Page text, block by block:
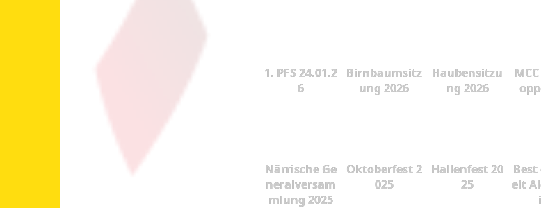
1. PFS 24.01.2
6
Birnbaumsitz
ung 2026
Haubensitzu
ng 2026
Närrische Ge
neralversam
mlung 2025
Oktoberfest 2
025
Hallenfest 20
25
Best
eit